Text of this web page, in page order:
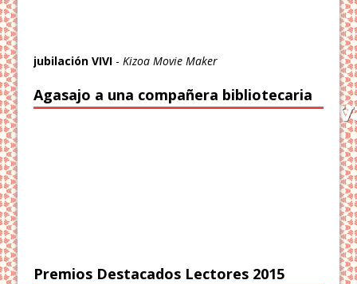
jubilación VIVI -Kizoa Movie Maker
Agasajo a una compañera bibliotecaria
Premios Destacados Lectores 2015